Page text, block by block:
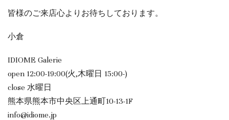
皆様のご来店心よりお待ちしております。
小倉
IDIOME Galerie
open 12:00-19:00(火,木曜日 15:00-)
close 水曜日
熊本県熊本市中央区上通町10-13-1F
info@idiome.jp